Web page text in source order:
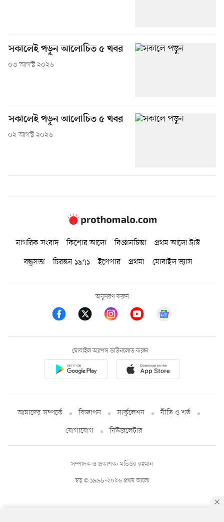
সকালেই পড়ুন আলোচিত ৫ খবর
০৩ আগস্ট ২০২৬
সকালেই পড়ুন আলোচিত ৫ খবর
০২ আগস্ট ২০২৬
নাগরিক সংবাদ কিশোর আলো বিজ্ঞানচিন্তা
প্রথম আলো ট্রাস্ট
বন্ধুসভা
চিরন্তন ১৯৭১ ইপেপার প্রথমা মোবাইল ভ্যাস
অনুসরণ করুন
মোবাইল অ্যাপস ডাউনলোড করুন
আমাদের সম্পর্কে বিজ্ঞাপন সার্কুলেশন
নীতি ও শর্ত
যোগাযোগ
নিউজলেটার
স্বত্ব © ১৯৯৮-২০২৬ প্রথম আলো
সম্পাদক ও প্রকাশক: মতিউর রহমান